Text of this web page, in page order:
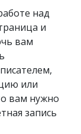
над
и
вам
или
вам нужно
запись